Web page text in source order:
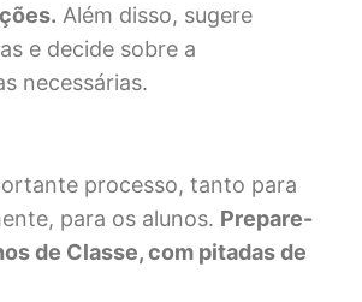
Além disso, sugere
e decide sobre a
necessárias.
processo, tanto para
para os alunos. Prepare-
de Classe, com pitadas de